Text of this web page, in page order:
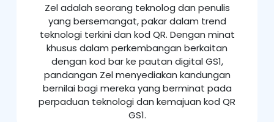
Zel adalah seorang teknolog dan penulis
yang bersemangat, pakar dalam trend
teknologi terkini dan kod QR. Dengan minat
khusus dalam perkembangan berkaitan
dengan kod bar ke pautan digital GS1,
pandangan Zel menyediakan kandungan
bernilai bagi mereka yang berminat pada
perpaduan teknologi dan kemajuan kod QR
GS1.